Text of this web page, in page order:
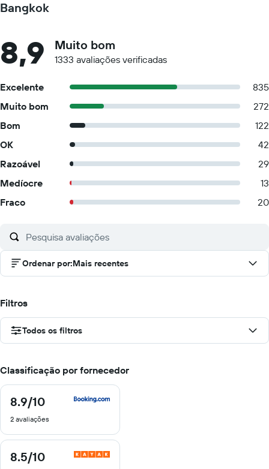
Bangkok
8,9 Muito bom
1333 avaliações verificadas
Excelente
835
Muito bom
272
Bom
122
OK
42
Razoável
29
Medíocre
13
Fraco
20
Ordenar por:Mais recentes
Filtros
Todos os filtros
Classificação por fornecedor
8.9/10
8.9
10
2 avaliações
8.5/10
8.5